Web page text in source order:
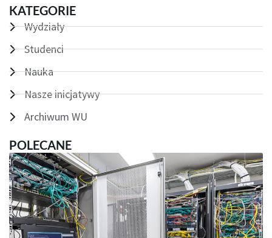
KATEGORIE
Wydziały
Studenci
Nauka
Nasze inicjatywy
Archiwum WU
POLECANE